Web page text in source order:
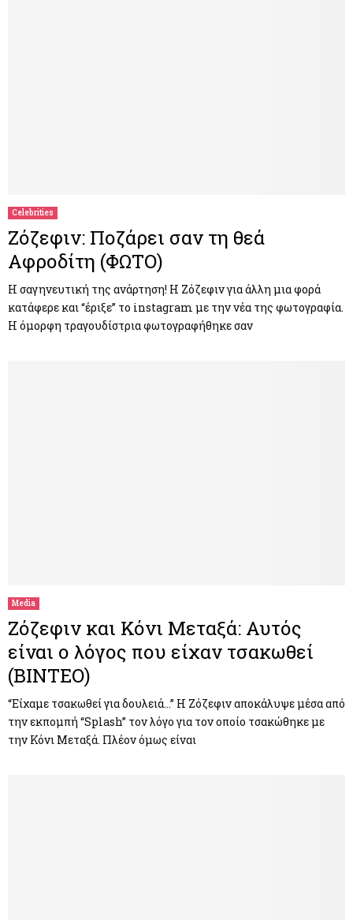
Celebrities
Ζόζεφιν: Ποζάρει σαν τη θεά
Αφροδίτη (ΦΩΤΟ)
Η σαγηνευτική της ανάρτηση! Η Ζόζεφιν για άλλη μια φορά
κατάφερε και “έριξε” το instagram με την νέα της φωτογραφία.
Η όμορφη τραγουδίστρια φωτογραφήθηκε σαν
Media
Ζόζεφιν και Κόνι Μεταξά: Αυτός
είναι ο λόγος που είχαν τσακωθεί
(ΒΙΝΤΕΟ)
“Είχαμε τσακωθεί για δουλειά…” Η Ζόζεφιν αποκάλυψε μέσα από
την εκπομπή “Splash” τον λόγο για τον οποίο τσακώθηκε με
την Κόνι Μεταξά. Πλέον όμως είναι